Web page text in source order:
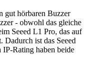
gut hörbaren Buzzer
- obwohl das gleiche
Seeed L1 Pro, das auf
Dadurch ist das Seeed
Rating haben beide